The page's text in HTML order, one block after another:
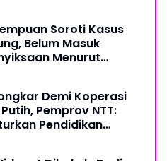
Soroti Kasus
Belum Masuk
Menurut
Demi Koperasi
Pemprov NTT:
Pendidikan